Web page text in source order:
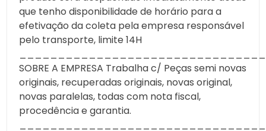
que tenho disponibilidade de horário para a
efetivação da coleta pela empresa responsável
pelo transporte, limite 14H
SOBRE A EMPRESA Trabalha c/ Peças semi novas
originais, recuperadas originais, novas original,
novas paralelas, todas com nota fiscal,
procedência e garantia.